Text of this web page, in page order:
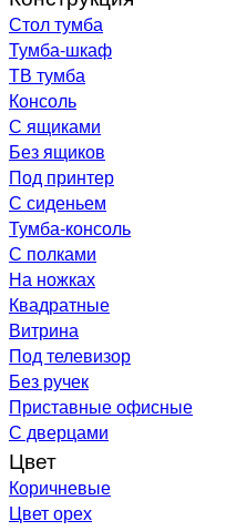
Стол тумба
Тумба-шкаф
ТВ тумба
Консоль
С ящиками
Без ящиков
Под принтер
С сиденьем
Тумба-консоль
С полками
На ножках
Квадратные
Витрина
Под телевизор
Без ручек
Приставные офисные
С дверцами
Цвет
Коричневые
Цвет орех